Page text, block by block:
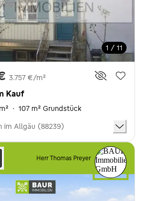
1 / 11
3.757 €/m²
Kauf
· 107 m² Grundstück
im Allgäu (88239)
Herr Thomas Preyer